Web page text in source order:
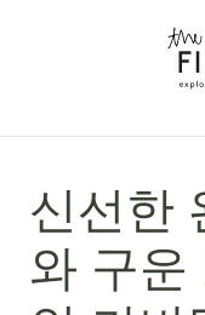
신선한
와 구운